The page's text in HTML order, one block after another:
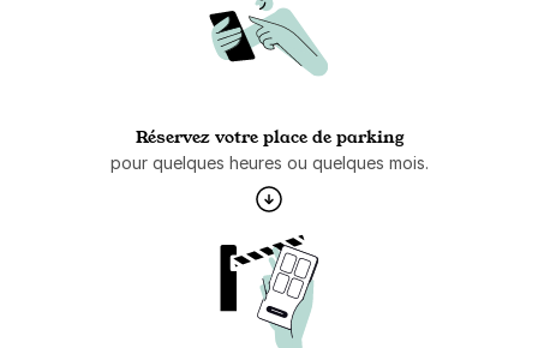
Réservez votre place de parking
pour quelques heures ou quelques mois.